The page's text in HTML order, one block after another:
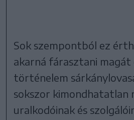
Sok szempontból ez
akarná fárasztani
történelem
sokszor kimondhatatlan
uralkodóinak és